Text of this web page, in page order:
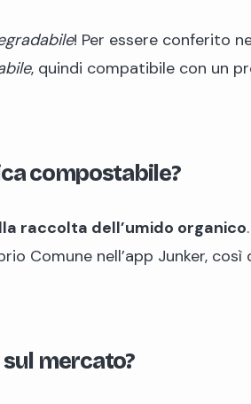
! Per essere conferito
, quindi compatibile con un
compostabile?
raccolta dell’umido organico
nell’app Junker, così
mercato?